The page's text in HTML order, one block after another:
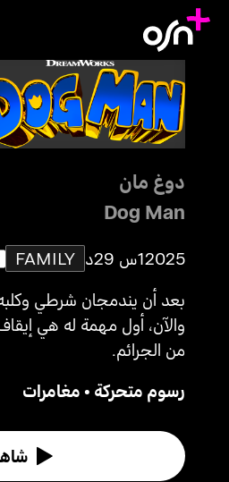
دوغ مان
Dog Man
20251س 29د FAMILY
بعد أن يندمجان شرطي
والآن، أول مهمة له هي
من الجرائم.
رسوم متحركة •مغامرات